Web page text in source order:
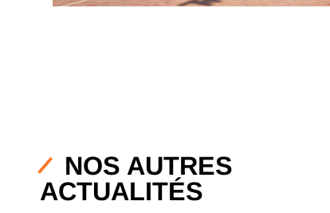
NOS AUTRES
ACTUALITÉS